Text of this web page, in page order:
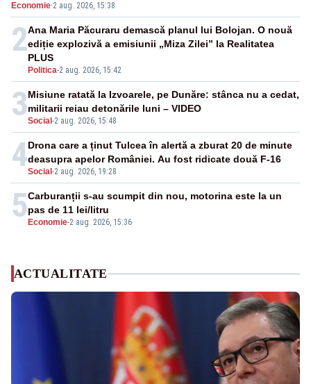
Economie·2 aug. 2026, 15:38
2
Politica-2 aug. 2026, 15:42
Ana Maria Păcuraru demască planul lui Bolojan. O nouă
ediție explozivă a emisiunii „Miza Zilei” la Realitatea
PLUS
3Social -2 aug. 2026, 15:48
Misiune ratată la Izvoarele, pe Dunăre: stânca nu a cedat,
militarii reiau detonările luni – VIDEO
4Social -2 aug. 2026, 19:28
Drona care a ținut Tulcea în alertă a zburat 20 de minute
deasupra apelor României. Au fost ridicate două F-16
5 Economie-2 aug. 2026, 15:36
Carburanții s-au scumpit din nou, motorina este la un
pas de 11 lei/litru
ACTUALITATE